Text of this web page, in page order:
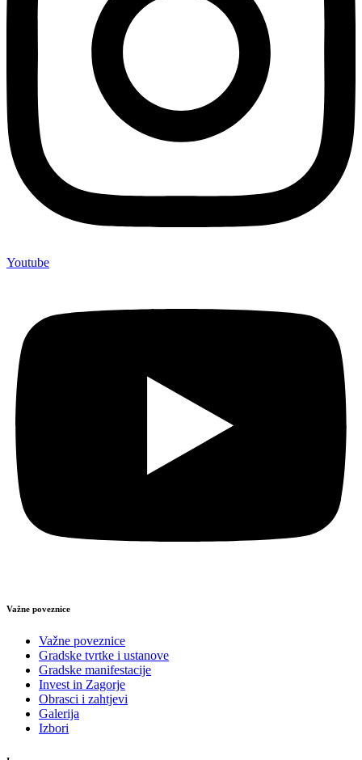
Youtube
Važne poveznice
Važne poveznice
Gradske tvrtke i ustanove
Gradske manifestacije
Invest in Zagorje
Obrasci i zahtjevi
Galerija
Izbori